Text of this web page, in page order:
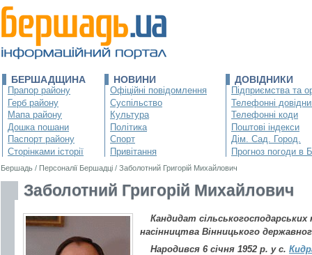
БЕРШАДЩИНА
Прапор району
Герб району
Мапа району
Дошка пошани
Паспорт району
Сторінками історії
НОВИНИ
Офіційні повідомлення
Суспільство
Культура
Політика
Спорт
Привітання
ДОВІДНИКИ
Підприємства та
Телефонні
Телефонні коди
Поштові індекси
Дім. Сад. Город.
Прогноз погоди в
Бершадь / Персоналії Бершадці / Заболотний Григорій Михайлович
Заболотний Григорій Михайлович
Кандидат сільськогосподарських
насінництва Вінницького
Народився 6 січня 1952 р. у с.